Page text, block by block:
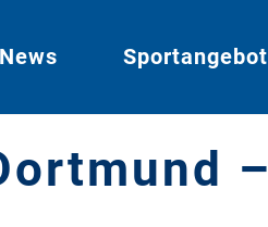
News